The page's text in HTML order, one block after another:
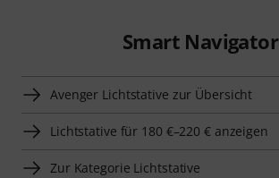
Smart Navigator
Avenger Lichtstative zur Übersicht
Lichtstative für 180 €–220 € anzeigen
Zur Kategorie Lichtstative